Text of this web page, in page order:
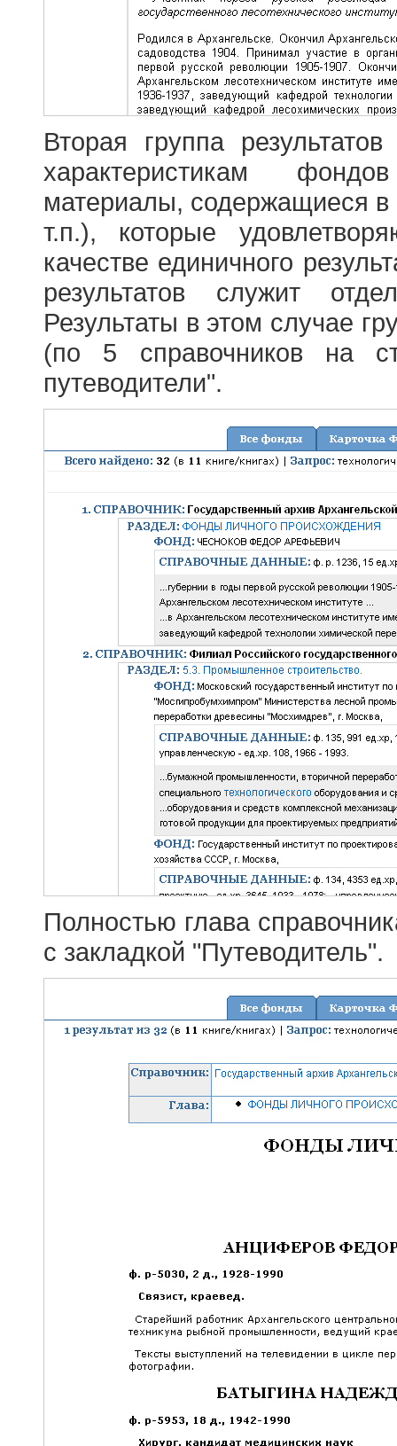
Вторая группа
характеристикам
материалы, содержащиеся в
т.п.), которые
качестве единичного
результатов служит
Результаты в этом случае
(по 5 справочников на
путеводители".
Полностью глава
с закладкой "Путеводитель".